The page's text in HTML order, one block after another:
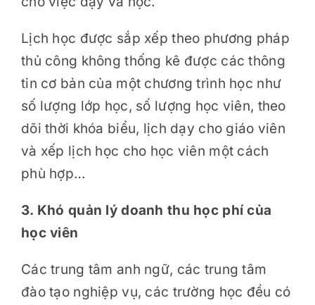
Lịch học được sắp xếp theo phương pháp
thủ công không thống kê được các thông
tin cơ bản của một chương trình học như
số lượng lớp học, số lượng học viên, theo
dõi thời khóa biểu, lịch dạy cho giáo viên
và xếp lịch học cho học viên một cách
phù hợp…
3. Khó quản lý doanh thu học phí của
học viên
Các trung tâm anh ngữ, các trung tâm
đào tạo nghiệp vụ, các trường học đều có